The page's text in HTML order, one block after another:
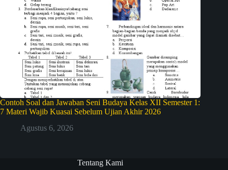
Contoh Soal dan Jawaban Seni Budaya Kelas XII Semester 1:
7 Materi Wajib Kuasai Sebelum Ujian Akhir 2026
Agustus 6, 2026
Tentang Kami